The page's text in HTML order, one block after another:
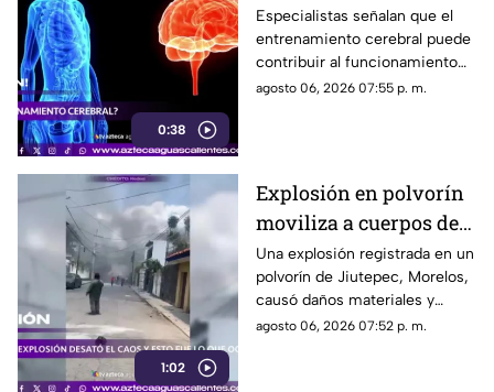
0:38
qué sirve
Especialistas señalan que el
entrenamiento cerebral puede
contribuir al funcionamiento
cognitivo cuando se combina
agosto 06, 2026 07:55 p. m.
1:02
Explosión en polvorín
moviliza a cuerpos de
emergencia
Una explosión registrada en un
polvorín de Jiutepec, Morelos,
causó daños materiales y
generó un operativo de
agosto 06, 2026 07:52 p. m.